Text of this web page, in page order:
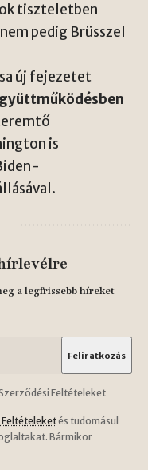
tiszteletben
pedig Brüsszel
új fejezetet
is
a legfrissebb híreket
Feltételeket
Feltételeketés tudomásul
Bármikor